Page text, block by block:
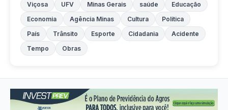
Viçosa
UFV Minas Gerais saúde
Educação
Economia
Agência Minas Cultura
Política
País
Trânsito Esporte Cidadania
Acidente
Tempo
Obras